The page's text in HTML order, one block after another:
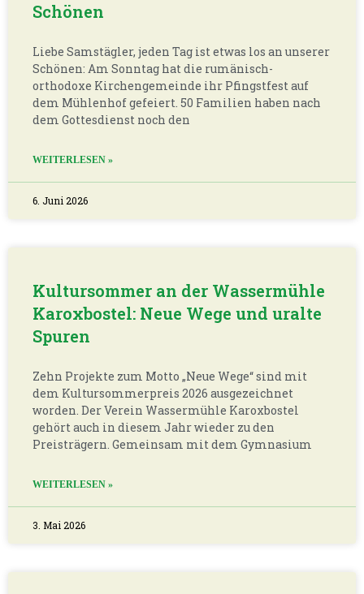
Schönen
Liebe Samstägler, jeden Tag ist etwas los an unserer
Schönen: Am Sonntag hat die rumänisch-
orthodoxe Kirchengemeinde ihr Pfingstfest auf
dem Mühlenhof gefeiert. 50 Familien haben nach
dem Gottesdienst noch den
WEITERLESEN »
6. Juni 2026
Kultursommer an der Wassermühle
Karoxbostel: Neue Wege und uralte
Spuren
Zehn Projekte zum Motto „Neue Wege“ sind mit
dem Kultursommerpreis 2026 ausgezeichnet
worden. Der Verein Wassermühle Karoxbostel
gehört auch in diesem Jahr wieder zu den
Preisträgern. Gemeinsam mit dem Gymnasium
WEITERLESEN »
3. Mai 2026